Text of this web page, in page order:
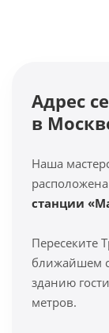
Адрес
в
Наша
станции
Пересеките
ближайшем
зданию
метров.